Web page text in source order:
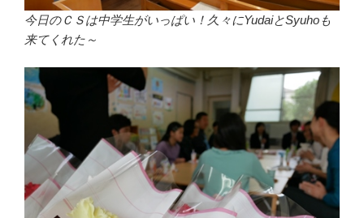
今日のＣＳは中学生がいっぱい！久々にYudaiとSyuhoも
来てくれた～